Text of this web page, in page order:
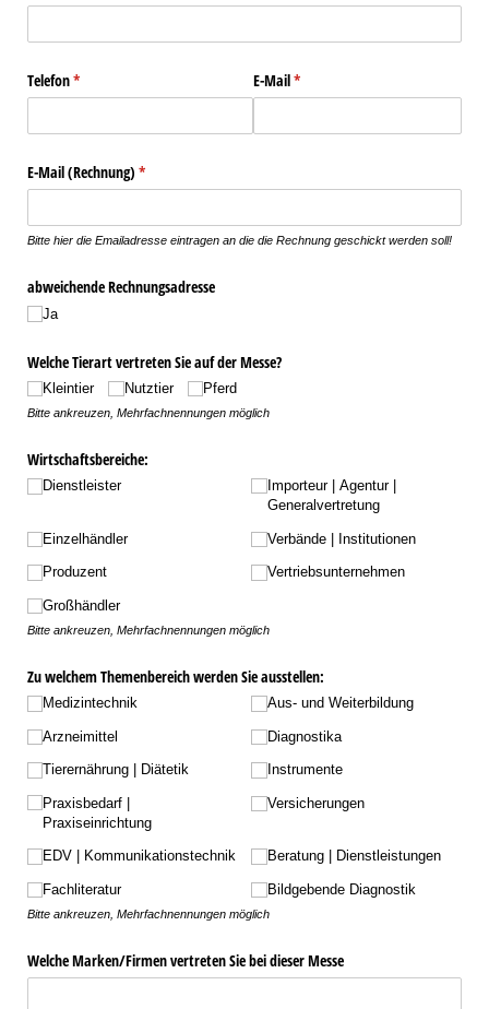
Telefon*
(erforderlich) E-Mail*
(erforderlich)
E-Mail (Rechnung) *
(erforderlich)
Bitte hier die Emailadresse eintragen an die die Rechnung geschickt werden soll!
abweichende Rechnungsadresse
Ja
Welche Tierart vertreten Sie auf der Messe?
Kleintier Nutztier Pferd
Bitte ankreuzen, Mehrfachnennungen möglich
Wirtschaftsbereiche:
Dienstleister
Einzelhändler
Produzent
Großhändler
Importeur | Agentur |
Generalvertretung
Verbände | Institutionen
Vertriebsunternehmen
Bitte ankreuzen, Mehrfachnennungen möglich
Zu welchem Themenbereich werden Sie ausstellen:
Medizintechnik
Arzneimittel
Tierernährung | Diätetik
Praxisbedarf |
Praxiseinrichtung
EDV | Kommunikationstechnik
Fachliteratur
Aus- und Weiterbildung
Diagnostika
Instrumente
Versicherungen
Beratung | Dienstleistungen
Bildgebende Diagnostik
Bitte ankreuzen, Mehrfachnennungen möglich
Welche Marken/​Firmen vertreten Sie bei dieser Messe